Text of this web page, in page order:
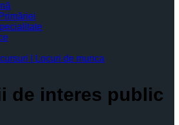
| Locuri de munca
de interes public